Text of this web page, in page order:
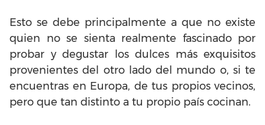
Esto se debe principalmente a que no existe
quien no se sienta realmente fascinado por
probar y degustar los dulces más exquisitos
provenientes del otro lado del mundo o, si te
encuentras en Europa, de tus propios vecinos,
pero que tan distinto a tu propio país cocinan.